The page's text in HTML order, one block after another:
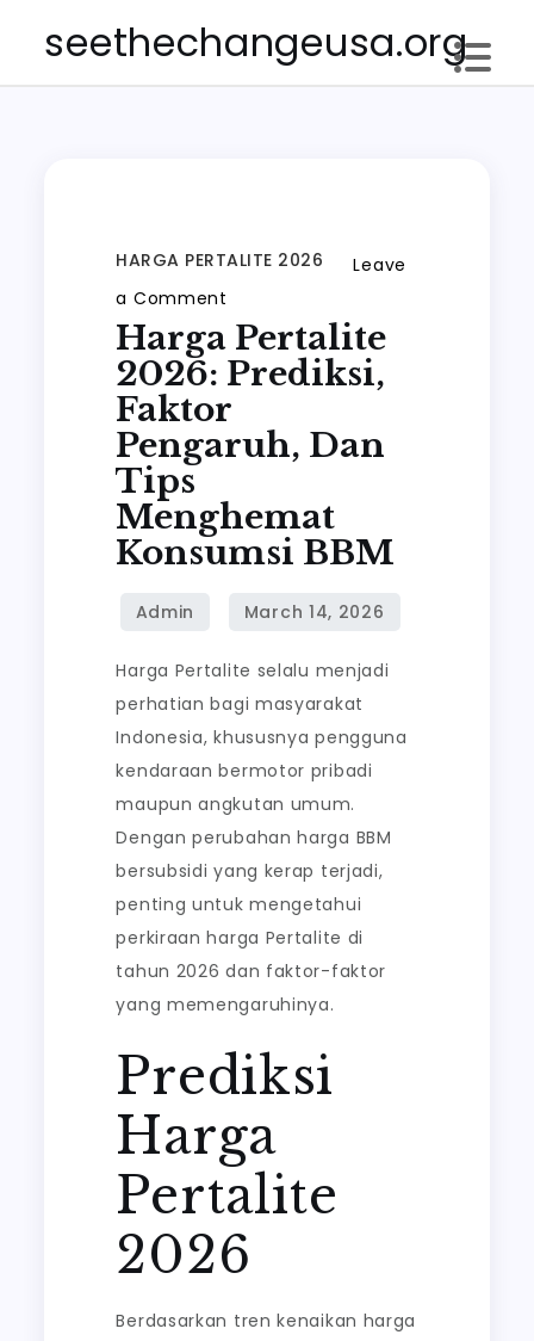
seethechangeusa.org
HARGA PERTALITE 2026
Leave
a Comment
Harga
Pertalite
2026:
Prediksi,
Faktor
Pengaruh,
dan
Tips
BBM
Harga Pertalite
2026: Prediksi,
Faktor
Pengaruh, Dan
Tips
Menghemat
Konsumsi BBM
Harga Pertalite selalu menjadi
perhatian bagi masyarakat
Indonesia, khususnya pengguna
kendaraan bermotor pribadi
maupun angkutan umum.
Dengan perubahan harga BBM
bersubsidi yang kerap terjadi,
penting untuk mengetahui
perkiraan harga Pertalite di
tahun 2026 dan faktor-faktor
yang memengaruhinya.
Prediksi
Harga
Pertalite
2026
Berdasarkan tren kenaikan harga